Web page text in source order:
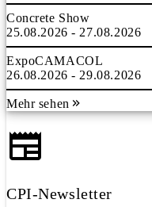
Concrete Show
25.08.2026 - 27.08.2026
ExpoCAMACOL
26.08.2026 - 29.08.2026
Mehr sehen
CPI-Newsletter